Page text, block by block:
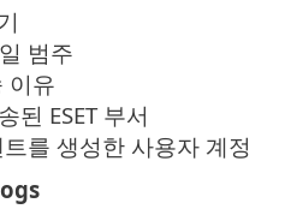
범주
이유
된 ESET 부서
를 생성한 사용자 계정